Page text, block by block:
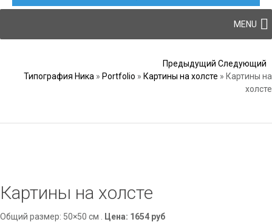
MENU
Предыдущий Следующий
Типография Ника » Portfolio » Картины на холсте » Картины на
холсте
Картины на холсте
Общий размер: 50×50 см . Цена: 1654 руб